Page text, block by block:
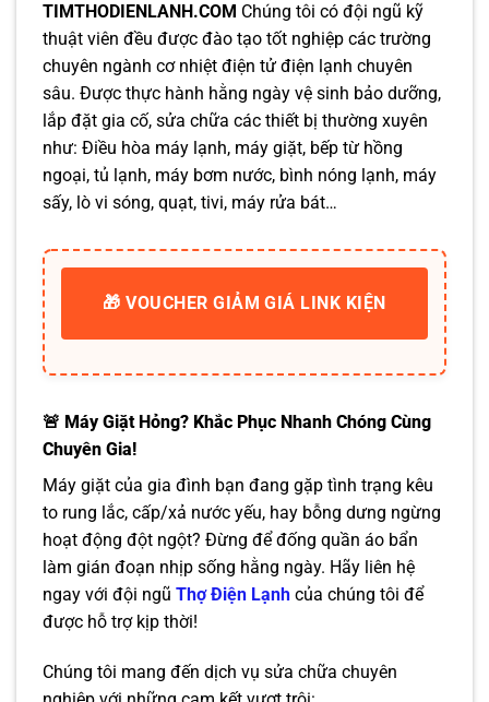
TIMTHODIENLANH.COM Chúng tôi có đội ngũ kỹ
thuật viên đều được đào tạo tốt nghiệp các trường
chuyên ngành cơ nhiệt điện tử điện lạnh chuyên
sâu. Được thực hành hằng ngày vệ sinh bảo dưỡng,
lắp đặt gia cố, sửa chữa các thiết bị thường xuyên
như: Điều hòa máy lạnh, máy giặt, bếp từ hồng
ngoại, tủ lạnh, máy bơm nước, bình nóng lạnh, máy
sấy, lò vi sóng, quạt, tivi, máy rửa bát…
🎁 VOUCHER GIẢM GIÁ LINK KIỆN
🚨 Máy Giặt Hỏng? Khắc Phục Nhanh Chóng Cùng
Chuyên Gia!
Máy giặt của gia đình bạn đang gặp tình trạng kêu
to rung lắc, cấp/xả nước yếu, hay bỗng dưng ngừng
hoạt động đột ngột? Đừng để đống quần áo bẩn
làm gián đoạn nhịp sống hằng ngày. Hãy liên hệ
ngay với đội ngũ Thợ Điện Lạnh của chúng tôi để
được hỗ trợ kịp thời!
Chúng tôi mang đến dịch vụ sửa chữa chuyên